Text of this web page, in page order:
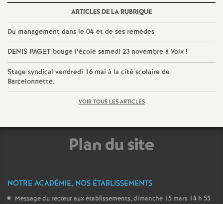
n
s
T
u
ARTICLES DE LA RUBRIQUE
Du management dans le 04 et de ses remèdes
DENIS PAGET bouge l’école samedi 23 novembre à Volx !
Stage syndical vendredi 16 mai à la cité scolaire de
Barcelonnette.
VOIR TOUS LES ARTICLES
Plan du site
NOTRE ACADÉMIE, NOS ÉTABLISSEMENTS
Message du recteur aux établissements, dimanche 15 mars 14 h 55